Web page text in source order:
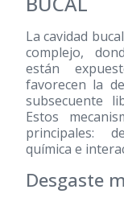
La cavidad
complejo,
están
favorecen la
subsecuente
Estos
principales:
química e
Desgaste